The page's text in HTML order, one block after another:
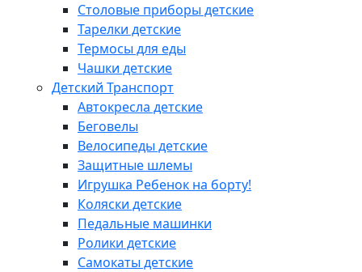
Столовые приборы детские
Тарелки детские
Термосы для еды
Чашки детские
Детский Транспорт
Автокресла детские
Беговелы
Велосипеды детские
Защитные шлемы
Игрушка Ребенок на борту!
Коляски детские
Педальные машинки
Ролики детские
Самокаты детские